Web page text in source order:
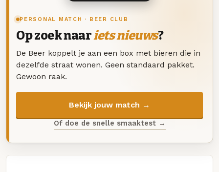
PERSONAL MATCH · BEER CLUB
Op zoek naariets nieuws?
De Beer koppelt je aan een box met bieren die in
dezelfde straat wonen. Geen standaard pakket.
Gewoon raak.
Bekijk jouw match →
Of doe de snelle smaaktest →